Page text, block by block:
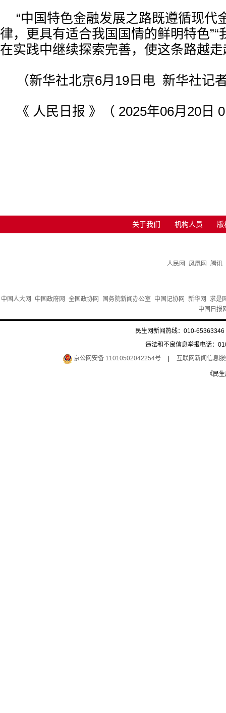
“中国特色金融发展之路既遵循现代
律，更具有适合我国国情的鲜明特色”“
在实践中继续探索完善，使这条路越走
（新华社北京6月19日电 新华社记
《 人民日报 》（ 2025年06月20日
关于我们 机构人员 版
人民网 凤凰网 腾讯
中国人大网 中国政府网 全国政协网 国务院新闻办公室 中国记协网 新华网
求是
中国日报
民生网新闻热线：010-
违法和不良信息举报电话：
京公网安备 11010502042254号
互联网新闻信息
《民